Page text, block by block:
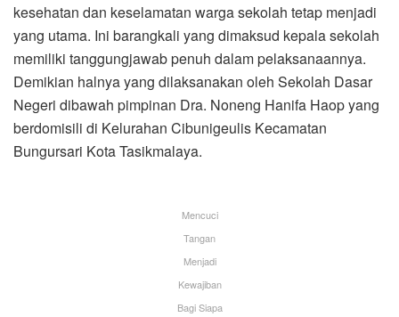
kesehatan dan keselamatan warga sekolah tetap menjadi
yang utama. Ini barangkali yang dimaksud kepala sekolah
memiliki tanggungjawab penuh dalam pelaksanaannya.
Demikian halnya yang dilaksanakan oleh Sekolah Dasar
Negeri dibawah pimpinan Dra. Noneng Hanifa Haop yang
berdomisili di Kelurahan Cibunigeulis Kecamatan
Bungursari Kota Tasikmalaya.
Mencuci
Tangan
Menjadi
Kewajiban
Bagi Siapa